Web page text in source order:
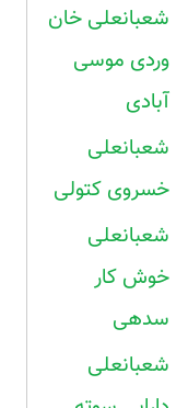
شعبانعلی خان
وردی موسی
آبادی
شعبانعلی
خسروی کتولی
شعبانعلی
خوش کار
سدهی
شعبانعلی